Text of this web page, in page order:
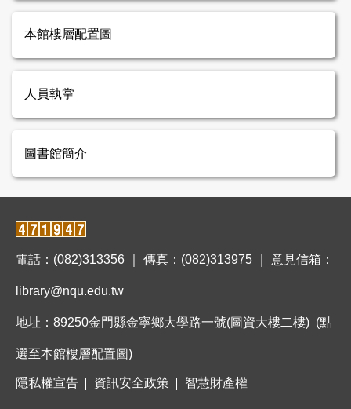
本館樓層配置圖
人員執掌
圖書館簡介
電話：(082)313356 ｜ 傳真：(082)313975 ｜ 意見信箱：
library@nqu.edu.tw
地址：89250金門縣金寧鄉大學路一號(圖資大樓二樓) (點
選至本館樓層配置圖)
隱私權宣告 資訊安全政策 智慧財產權